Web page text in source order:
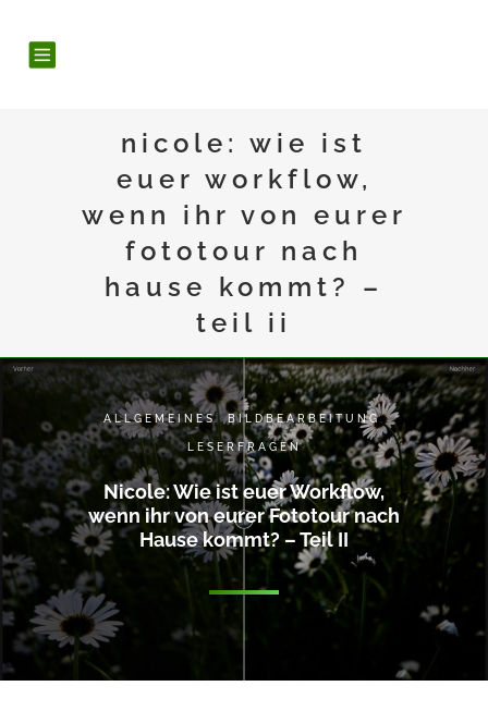
nicole: wie ist
euer workflow,
wenn ihr von eurer
fototour nach
hause kommt? –
teil ii
ALLGEMEINES,BILDBEARBEITUNG,
LESERFRAGEN
Nicole: Wie ist euer Workflow,
wenn ihr von eurer Fototour nach
Hause kommt? – Teil II